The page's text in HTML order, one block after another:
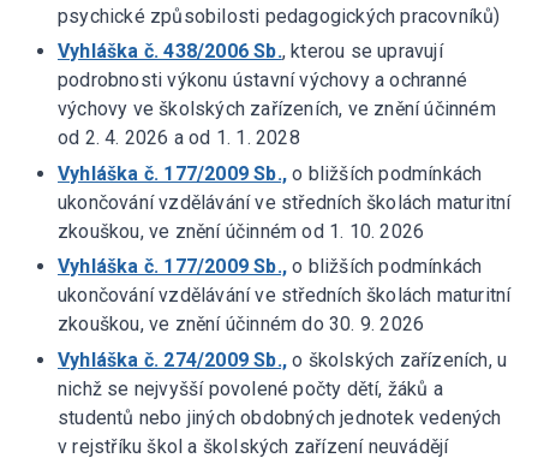
psychické způsobilosti pedagogických pracovníků)
Vyhláška č. 438/2006 Sb., kterou se upravují
podrobnosti výkonu ústavní výchovy a ochranné
výchovy ve školských zařízeních, ve znění účinném
od 2. 4. 2026 a od 1. 1. 2028
Vyhláška č. 177/2009 Sb., o bližších podmínkách
ukončování vzdělávání ve středních školách maturitní
zkouškou, ve znění účinném od 1. 10. 2026
Vyhláška č. 177/2009 Sb., o bližších podmínkách
ukončování vzdělávání ve středních školách maturitní
zkouškou, ve znění účinném do 30. 9. 2026
Vyhláška č. 274/2009 Sb., o školských zařízeních, u
nichž se nejvyšší povolené počty dětí, žáků a
studentů nebo jiných obdobných jednotek vedených
v rejstříku škol a školských zařízení neuvádějí